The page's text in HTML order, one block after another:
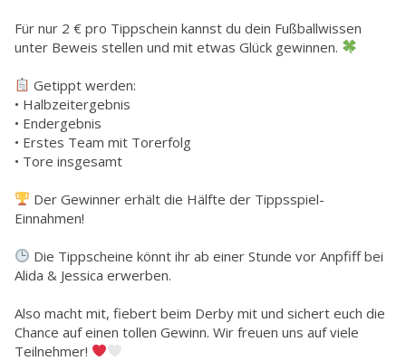
Für nur 2 € pro Tippschein kannst du dein Fußballwissen
unter Beweis stellen und mit etwas Glück gewinnen.
Getippt werden:
• Halbzeitergebnis
• Endergebnis
• Erstes Team mit Torerfolg
• Tore insgesamt
Der Gewinner erhält die Hälfte der Tippsspiel-
Einnahmen!
Die Tippscheine könnt ihr ab einer Stunde vor Anpfiff bei
Alida & Jessica erwerben.
Also macht mit, fiebert beim Derby mit und sichert euch die
Chance auf einen tollen Gewinn. Wir freuen uns auf viele
Teilnehmer!